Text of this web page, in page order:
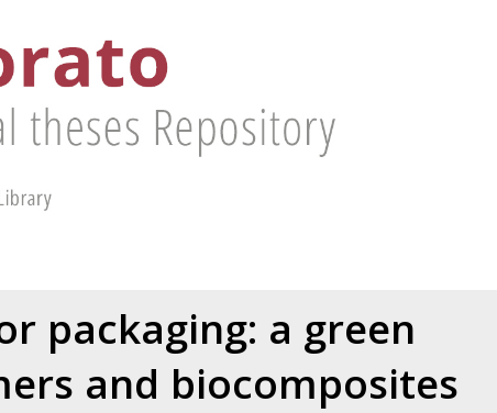
packaging: a green
and biocomposites